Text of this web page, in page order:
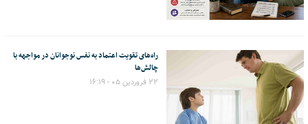
راه‌های تقویت اعتماد به نفس نوجوانان در مواجهه با
چالش‌ها
۲۲ فروردین ۰۵ - ۱۶:۱۹